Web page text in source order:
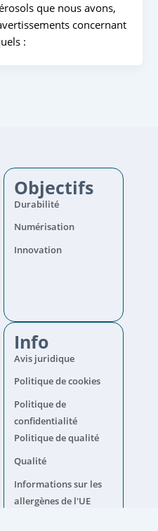
que nous avons,
concernant
:
Objectifs
Durabilité
Numérisation
Innovation
Info
Avis juridique
Politique de cookies
Politique de
confidentialité
Politique de qualité
Qualité
Informations sur les
allergènes de l'UE